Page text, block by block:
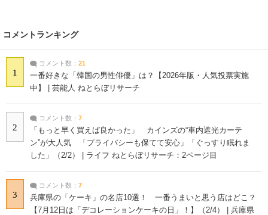
コメントランキング
1
コメント数： 21
一番好きな「韓国の男性俳優」は？【2026年版・人気投票実施
中】 | 芸能人 ねとらぼリサーチ
2
コメント数： 7
「もっと早く買えば良かった」 カインズの“車内遮光カーテ
ン”が大人気 「プライバシーも保てて安心」「ぐっすり眠れま
した」（2/2） | ライフ ねとらぼリサーチ：2ページ目
3
コメント数： 7
兵庫県の「ケーキ」の名店10選！ 一番うまいと思う店はどこ？
【7月12日は「デコレーションケーキの日」！】（2/4） | 兵庫県